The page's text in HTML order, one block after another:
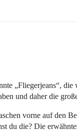
„Fliegerjeans“,
und daher die
vorne auf den
du die? Die